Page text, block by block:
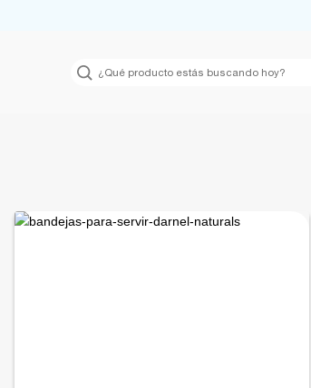
Argentina